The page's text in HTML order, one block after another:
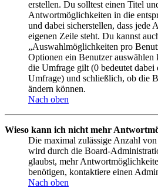
erstellen. Du solltest einen Titel
Antwortmöglichkeiten in die
und dabei sicherstellen, dass
eigenen Zeile steht. Du kannst
„Auswahlmöglichkeiten pro
Optionen ein Benutzer
die Umfrage gilt (0 bedeutet dabei
Umfrage) und schließlich, ob die
ändern können.
Nach oben
Wieso kann ich nicht mehr
Die maximal zulässige Anzahl
wird durch die Board-
glaubst, mehr
benötigen, kontaktiere einen
Nach oben